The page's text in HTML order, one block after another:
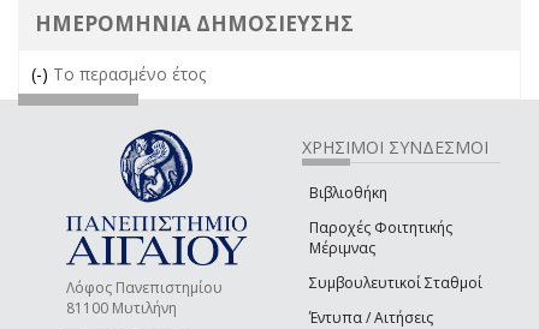
ΗΜΕΡΟΜΗΝΙΑ ΔΗΜΟΣΙΕΥΣΗΣ
(-) Remove Το περασμένο έτος filter
Το περασμένο έτος
Λόφος Πανεπιστημίου
81100 Μυτιλήνη
ΧΡΗΣΙΜΟΙ ΣΥΝΔΕΣΜΟΙ
Βιβλιοθήκη
Παροχές Φοιτητικής
Μέριμνας
Συμβουλευτικοί Σταθμοί
Έντυπα / Αιτήσεις